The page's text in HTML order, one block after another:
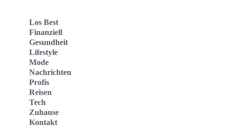
Los Best
Finanziell
Gesundheit
Lifestyle
Mode
Nachrichten
Profis
Reisen
Tech
Zuhause
Kontakt